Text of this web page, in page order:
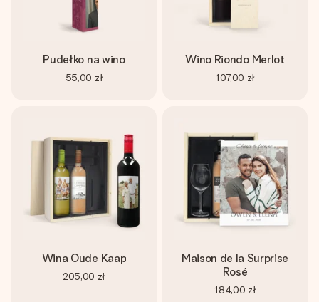
Pudełko na wino
55,00 zł
Wino Riondo Merlot
107,00 zł
Wina Oude Kaap
205,00 zł
Maison de la Surprise
Rosé
184,00 zł